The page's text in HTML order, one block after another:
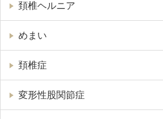
頚椎ヘルニア
めまい
頚椎症
変形性股関節症